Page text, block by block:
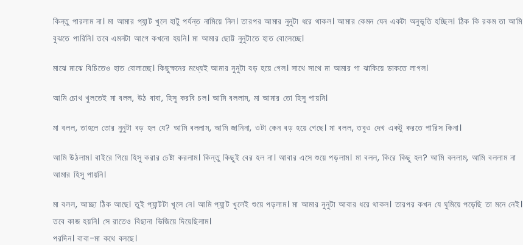
কিন্তু পারলাম না। মা আমার প্যান্ট খুলে হাটু পর্যন্ত নামিয়ে নিল। তারপর আমার নুনুটা ধরে থাকল। আমার কেমন যেন একটা অনুভূতি হচ্ছিল। ঠিক কি রকম তা আমি
বুঝতে পারিনি। তবে এমনটা আগে কখনো হয়নি। মা আমার ছোট্ট নুনুটাতে হাত বোলেচ্ছে।
মাঝে মাঝে বিচিতেও হাত বোলাচ্ছে। কিছুক্ষনের মধ্যেই আমার নুনুটা বড় হয়ে গেল। সাথে সাথে মা আমার গা ঝাকিয়ে ডাকতে লাগল।
আমি চোখ খুলতেই মা বলল, উঠ বাবা, হিসু করবি চল। আমি বললাম, মা আমার তো হিসু পায়নি।
মা বলল, তাহলে তোর নুনুটা বড় হল যে? আমি বললাম, আমি জানিনা, ওটা কেন বড় হয়ে গেছে। মা বলল, তবুও দেখ একটু করতে পারিস কিনা।
আমি উঠলাম। বাইরে গিয়ে হিসু করার চেষ্টা করলাম। কিন্তু কিছুই বের হল না। আবার এসে শুয়ে পড়লাম। মা বলল, কিরে কিছু হল? আমি বললাম, আমি বললাম না
আমার হিসু পায়নি।
মা বলল, আচ্ছা ঠিক আছে। তুই প্যান্টটা খূলে নে। আমি প্যান্ট খুলেই শুয়ে পড়লাম। মা আমার নুনুটা আবার ধরে থাকল। তারপর কখন যে ঘুমিয়ে পড়েছি তা মনে নেই।
তবে কাজ হয়নি। সে রাতেও বিছানা ভিজিয়ে দিয়েছিলাম।
পরদিন। বাবা-মা কথে বলছে।